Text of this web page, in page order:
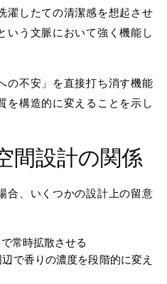
濯したての清潔感を想起させ
いう文脈において強く機能し
の不安」を直接打ち消す機能
を構造的に変えることを示し
間設計の関係
合、いくつかの設計上の留意
常時拡散させる
で香りの濃度を段階的に変え